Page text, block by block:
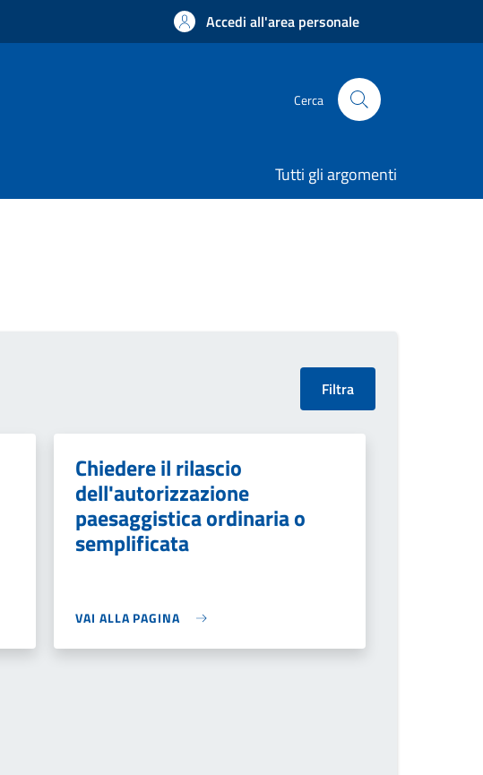
Accedi all'area personale
Cerca
Tutti gli argomenti
Chiedere il rilascio
dell'autorizzazione
paesaggistica ordinaria o
semplificata
VAI ALLA PAGINA